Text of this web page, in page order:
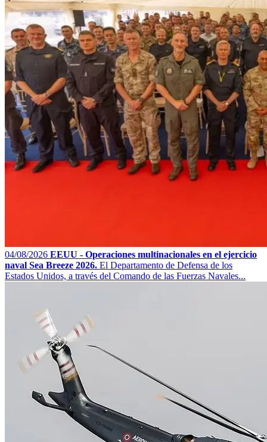
04/08/2026 EEUU - Operaciones multinacionales en el ejercicio
naval Sea Breeze 2026. El Departamento de Defensa de los
Estados Unidos, a través del Comando de las Fuerzas Navales...